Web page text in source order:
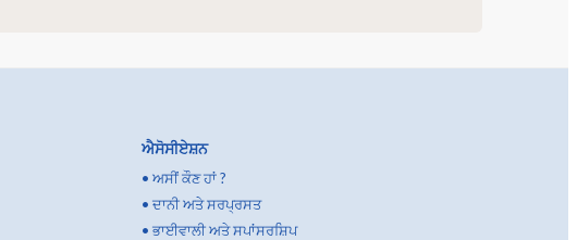
ਐਸੋਸੀਏਸ਼ਨ
• ਅਸੀਂ ਕੌਣ ਹਾਂ ?
• ਦਾਨੀ ਅਤੇ ਸਰਪ੍ਰਸਤ
• ਭਾਈਵਾਲੀ ਅਤੇ ਸਪਾਂਸਰਸ਼ਿਪ